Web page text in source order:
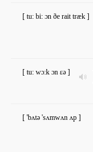
[ tu: bi: ɔn ðe rait træk ]
[ tu: wɔ:k ɔn ɛə ]
[ 'bʌtə 'sʌmwʌn ʌp ]